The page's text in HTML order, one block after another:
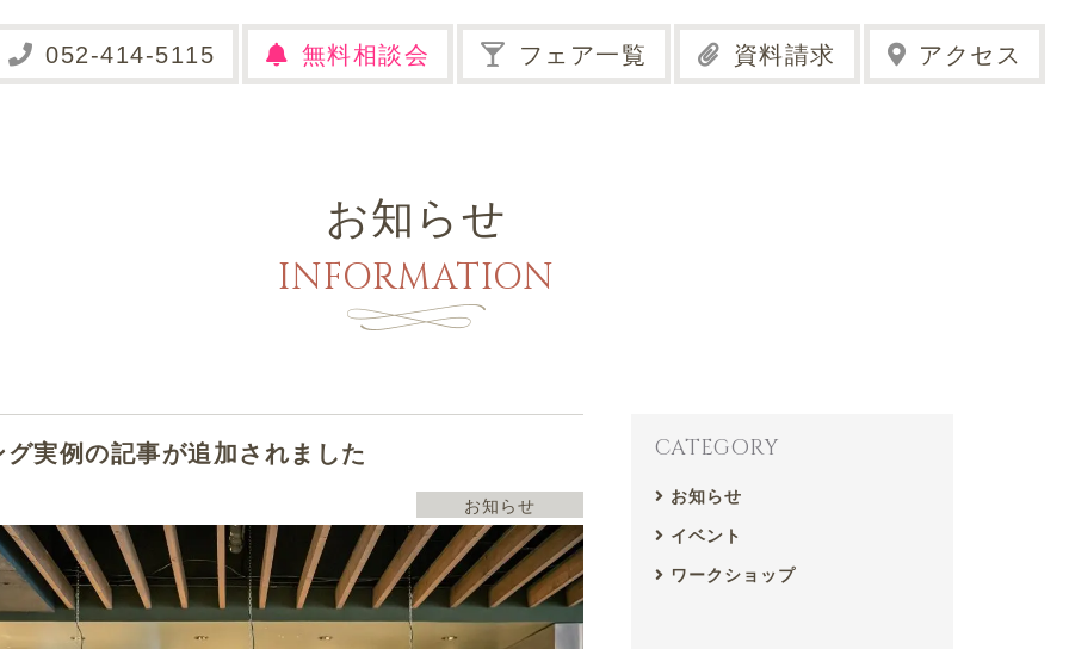
無料相談会 フェア一覧 資料請求 アクセス
お知らせ
INFORMATION
グ実例の記事が追加されました
お知らせ
CATEGORY
お知らせ
イベント
ワークショップ